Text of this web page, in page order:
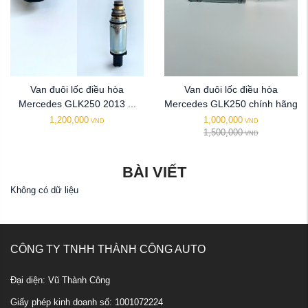
Van đuôi lốc điều hòa
Mercedes GLK250 2013 ...
1,200,000 VND
Van đuôi lốc điều hòa
Mercedes GLK250 chính hãng
1,000,000 VND
1,500,000 VND
BÀI VIẾT
Không có dữ liệu
CÔNG TY TNHH THÀNH CÔNG AUTO
Đại diện: Vũ Thành Công
Giấy phép kinh doanh số: 1001072224